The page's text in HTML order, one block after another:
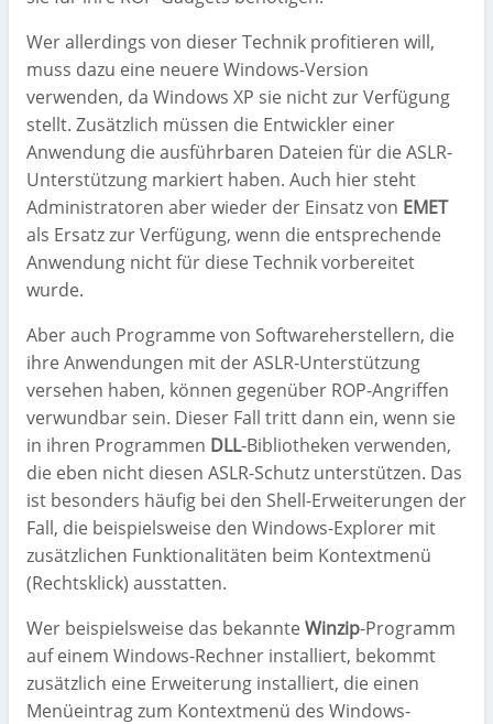
Wer allerdings von dieser Technik profitieren will,
muss dazu eine neuere Windows-Version
verwenden, da Windows XP sie nicht zur Verfügung
stellt. Zusätzlich müssen die Entwickler einer
Anwendung die ausführbaren Dateien für die ASLR-
Unterstützung markiert haben. Auch hier steht
Administratoren aber wieder der Einsatz von EMET
als Ersatz zur Verfügung, wenn die entsprechende
Anwendung nicht für diese Technik vorbereitet
wurde.
Aber auch Programme von Softwareherstellern, die
ihre Anwendungen mit der ASLR-Unterstützung
versehen haben, können gegenüber ROP-Angriffen
verwundbar sein. Dieser Fall tritt dann ein, wenn sie
in ihren Programmen DLL-Bibliotheken verwenden,
die eben nicht diesen ASLR-Schutz unterstützen. Das
ist besonders häufig bei den Shell-Erweiterungen der
Fall, die beispielsweise den Windows-Explorer mit
zusätzlichen Funktionalitäten beim Kontextmenü
(Rechtsklick) ausstatten.
Wer beispielsweise das bekannte Winzip-Programm
auf einem Windows-Rechner installiert, bekommt
zusätzlich eine Erweiterung installiert, die einen
Menüeintrag zum Kontextmenü des Windows-